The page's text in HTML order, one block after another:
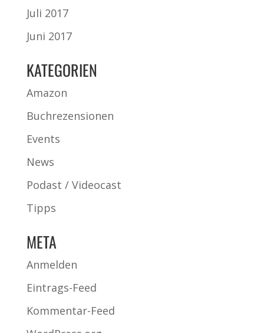
Juli 2017
Juni 2017
KATEGORIEN
Amazon
Buchrezensionen
Events
News
Podast / Videocast
Tipps
META
Anmelden
Eintrags-Feed
Kommentar-Feed